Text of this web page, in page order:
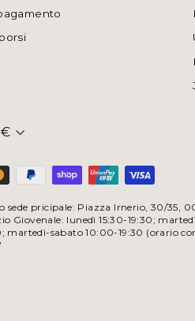
€
pricipale: Piazza Irnerio, 30/35,
lunedì 15:30-19:30;
sabato 10:00-19:30 (orario